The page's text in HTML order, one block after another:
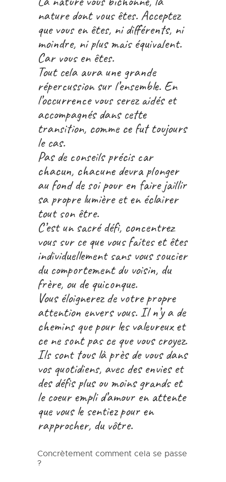
nature dont vous êtes. Acceptez
que vous en êtes, ni différents, ni
moindre, ni plus mais équivalent.
Car vous en êtes.
Tout cela aura une grande
répercussion sur l’ensemble. En
l’occurrence vous serez aidés et
accompagnés dans cette
transition, comme ce fut toujours
le cas.
Pas de conseils précis car
chacun, chacune devra plonger
au fond de soi pour en faire jaillir
sa propre lumière et en éclairer
tout son être.
C’est un sacré défi, concentrez
vous sur ce que vous faites et êtes
individuellement sans vous soucier
du comportement du voisin, du
frère, ou de quiconque.
Vous éloignerez de votre propre
attention envers vous. Il n’y a de
chemins que pour les valeureux et
ce ne sont pas ce que vous croyez.
Ils sont tous là près de vous dans
vos quotidiens, avec des envies et
des défis plus ou moins grands et
le coeur empli d’amour en attente
que vous le sentiez pour en
rapprocher, du vôtre.
Concrètement comment cela se passe
?